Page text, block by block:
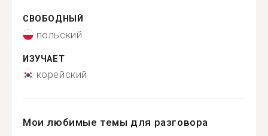
СВОБОДНЫЙ
польский
ИЗУЧАЕТ
корейский
Мои любимые темы для разговора